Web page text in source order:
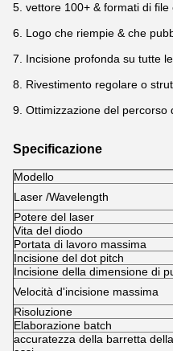
5. vettore 100+ & formati di file
6. Logo che riempie & che
7. Incisione profonda su tutte
8. Rivestimento regolare o
9. Ottimizzazione del percorso
Specificazione
Modello
Laser /Wavelength
Potere del laser
Vita del diodo
Portata di lavoro massima
Incisione del dot pitch
Incisione della dimensione di
Velocità d'incisione massima
Risoluzione
Elaborazione batch
accuratezza della barretta